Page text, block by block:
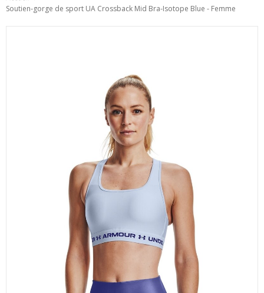
Soutien-gorge de sport UA Crossback Mid Bra-Isotope Blue - Femme